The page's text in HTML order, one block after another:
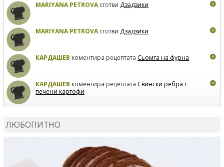
MARIYANA PETROVAсготви Дзадзики
MARIYANA PETROVAсготви Дзадзики
КАРДАШЕВ коментира рецептата Сьомга на фурна
КАРДАШЕВ коментира рецептата Свински ребра с
печени картофи
ЛЮБОПИТНО